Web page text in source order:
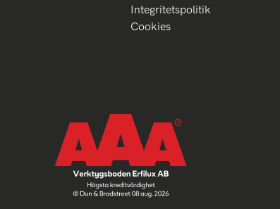
Integritetspolitik
Cookies